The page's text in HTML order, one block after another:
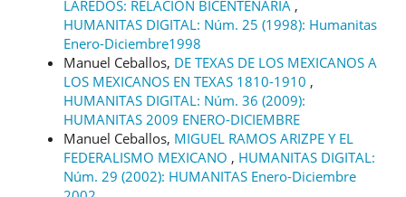
LAREDOS: RELACIÓN BICENTENARIA ,
HUMANITAS DIGITAL: Núm. 25 (1998): Humanitas
Enero-Diciembre1998
Manuel Ceballos, DE TEXAS DE LOS MEXICANOS A
LOS MEXICANOS EN TEXAS 1810-1910 ,
HUMANITAS DIGITAL: Núm. 36 (2009):
HUMANITAS 2009 ENERO-DICIEMBRE
Manuel Ceballos, MIGUEL RAMOS ARIZPE Y EL
FEDERALISMO MEXICANO , HUMANITAS DIGITAL:
Núm. 29 (2002): HUMANITAS Enero-Diciembre